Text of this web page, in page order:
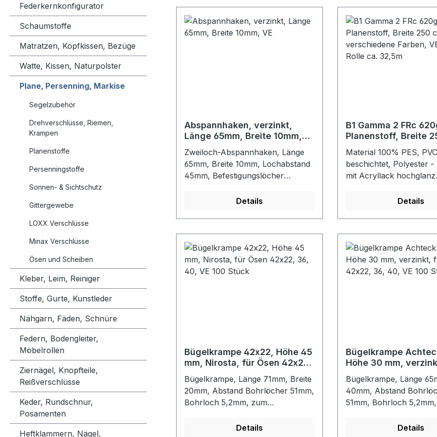
Federkernkonfigurator
Schaumstoffe
Matratzen, Kopfkissen, Bezüge
Watte, Kissen, Naturpolster
Plane, Persenning, Markise
Segelzubehör
Drehverschlüsse, Riemen,
Krampen
Planenstoffe
Persenningstoffe
Sonnen- & Sichtschutz
Gittergewebe
LOXX Verschlüsse
Minax Verschlüsse
Ösen und Scheiben
Kleber, Leim, Reiniger
Stoffe, Gurte, Kunstleder
Nähgarn, Fäden, Schnüre
Federn, Bodengleiter,
Möbelrollen
Ziernägel, Knopfteile,
Reißverschlüsse
Keder, Rundschnur,
Posamenten
Heftklammern, Nägel,
Abspannhaken, verzinkt,
Länge 65mm, Breite 10mm,
Zweiloch-Abspannhaken, Länge
65mm, Breite 10mm, Lochabstand
45mm, Befestigungslöcher
Details
B1 Gamma 2 FRc
Planenstoff, Breite
lfm, Rolle ca. 32,5m
Material 100% PES, PVC
beschichtet, Polyester -
mit Acryllack hochglanz
Rollenbreite 250 cm,
für LKW-Planen,
Schutzabdeckung,
flexible Türen. Das
breitgefächert
produziert. Das Material
von Aftalaten, das heißt,
seiner
in Kinderumgebungen
werden. Schweißbares
Material.Spezifikation:
grauMaße: 32,5m x
Details
Bügelkrampe 42x22, Höhe 45
mm, Nirosta, für Ösen 42x22,
Bügelkrampe, Länge 71mm, Breite
20mm, Abstand Bohrlöcher 51mm,
Bohrloch 5,2mm, zum
Persenning usw. mit Rechteck-
Details
Bügelkrampe
Höhe 30 mm,
Stück
Bügelkrampe, Länge
40mm, Abstand
51mm, Bohrloch
Persenning usw. mit
Details